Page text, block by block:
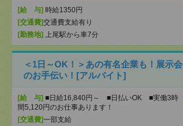
[給 与] 時給1350円
[交通費]交通費支給有り
[勤務地] 上尾駅から車7分
＜1日～OK！＞あの有名企業も！展示
のお手伝い！[アルバイト]
[給 与] ■日給16,840円～ ■日払いOK ■実働3時
間5,120円のお仕事あります！
[交通費]一部支給